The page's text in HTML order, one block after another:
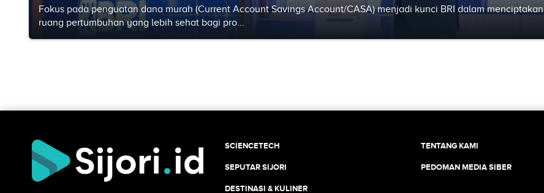
Fokus pada penguatan dana murah (Current Account Savings Account/CASA) menjadi kunci BRI dalam menciptakan
ruang pertumbuhan yang lebih sehat bagi pro...
SCIENCETECH
SEPUTAR SIJORI
DESTINASI & KULINER
TENTANG KAMI
PEDOMAN MEDIA SIBER